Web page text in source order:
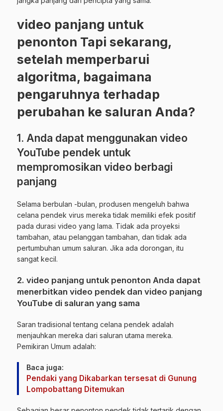
video panjang untuk
penonton Tapi sekarang,
setelah memperbarui
algoritma, bagaimana
pengaruhnya terhadap
perubahan ke saluran Anda?
1. Anda dapat menggunakan video
YouTube pendek untuk
mempromosikan video berbagi
panjang
Selama berbulan -bulan, produsen mengeluh bahwa
celana pendek virus mereka tidak memiliki efek positif
pada durasi video yang lama. Tidak ada proyeksi
tambahan, atau pelanggan tambahan, dan tidak ada
pertumbuhan umum saluran. Jika ada dorongan, itu
sangat kecil.
2. video panjang untuk penonton Anda dapat
menerbitkan video pendek dan video panjang
YouTube di saluran yang sama
Saran tradisional tentang celana pendek adalah
menjauhkan mereka dari saluran utama mereka.
Pemikiran Umum adalah:
Baca juga:
Pendaki yang Dikabarkan tersesat di Gunung
Lompobattang Ditemukan